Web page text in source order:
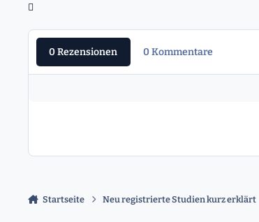
0 Rezensionen 0 Kommentare
Startseite Neu registrierte Studien kurz erklärt